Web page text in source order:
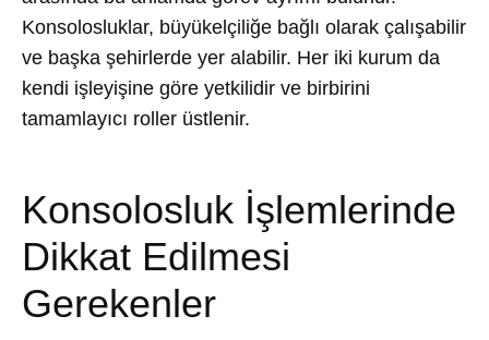
Konsolosluklar, büyükelçiliğe bağlı olarak çalışabilir
ve başka şehirlerde yer alabilir. Her iki kurum da
kendi işleyişine göre yetkilidir ve birbirini
tamamlayıcı roller üstlenir.
Konsolosluk İşlemlerinde
Dikkat Edilmesi
Gerekenler